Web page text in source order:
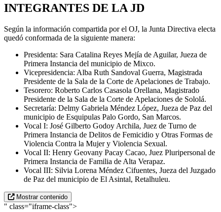
INTEGRANTES DE LA JD
Según la información compartida por el OJ, la Junta Directiva electa
quedó conformada de la siguiente manera:
Presidenta: Sara Catalina Reyes Mejía de Aguilar, Jueza de
Primera Instancia del municipio de Mixco.
Vicepresidencia: Alba Ruth Sandoval Guerra, Magistrada
Presidente de la Sala de la Corte de Apelaciones de Trabajo.
Tesorero: Roberto Carlos Casasola Orellana, Magistrado
Presidente de la Sala de la Corte de Apelaciones de Sololá.
Secretaría: Delmy Gabriela Méndez López, Jueza de Paz del
municipio de Esquipulas Palo Gordo, San Marcos.
Vocal I: José Gilberto Godoy Archila, Juez de Turno de
Primera Instancia de Delitos de Femicidio y Otras Formas de
Violencia Contra la Mujer y Violencia Sexual.
Vocal II: Henry Geovany Pacay Cacao, Juez Pluripersonal de
Primera Instancia de Familia de Alta Verapaz.
Vocal III: Silvia Lorena Méndez Cifuentes, Jueza del Juzgado
de Paz del municipio de El Asintal, Retalhuleu.
Mostrar contenido
" class="iframe-class">